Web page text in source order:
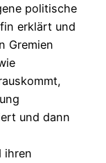
politische
erklärt und
Gremien
und dann
ihren